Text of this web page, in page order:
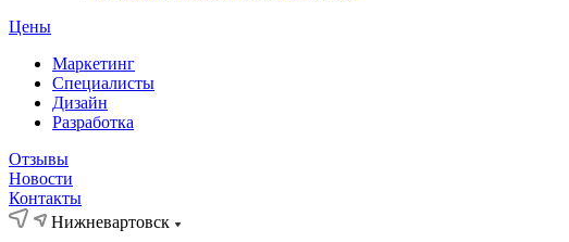
Цены
Маркетинг
Специалисты
Дизайн
Разработка
Отзывы
Новости
Контакты
Нижневартовск